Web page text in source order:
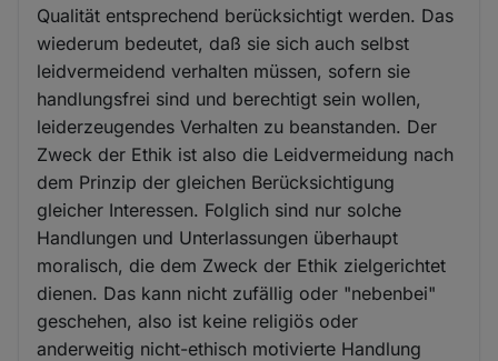
Qualität entsprechend berücksichtigt werden. Das
wiederum bedeutet, daß sie sich auch selbst
leidvermeidend verhalten müssen, sofern sie
handlungsfrei sind und berechtigt sein wollen,
leiderzeugendes Verhalten zu beanstanden. Der
Zweck der Ethik ist also die Leidvermeidung nach
dem Prinzip der gleichen Berücksichtigung
gleicher Interessen. Folglich sind nur solche
Handlungen und Unterlassungen überhaupt
moralisch, die dem Zweck der Ethik zielgerichtet
dienen. Das kann nicht zufällig oder "nebenbei"
geschehen, also ist keine religiös oder
anderweitig nicht-ethisch motivierte Handlung